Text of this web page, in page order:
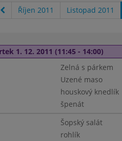
Říjen 2011 Listopad 2011
1. 12. 2011 (11:45 - 14:00)
Zelná s párkem
Uzené maso
houskový knedlík
špenát
Šopský salát
rohlík